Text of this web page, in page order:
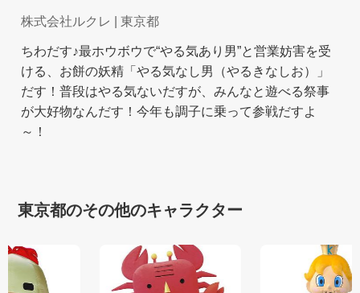
株式会社ルクレ | 東京都
ちわだす♪最ホウボウで“やる気あり男”と営業妨害を受
ける、お餅の妖精「やる気なし男（やるきなしお）」
だす！普段はやる気ないだすが、みんなと遊べる祭事
が大好物なんだす！今年も調子に乗って参戦だすよ
～！
東京都のその他のキャラクター